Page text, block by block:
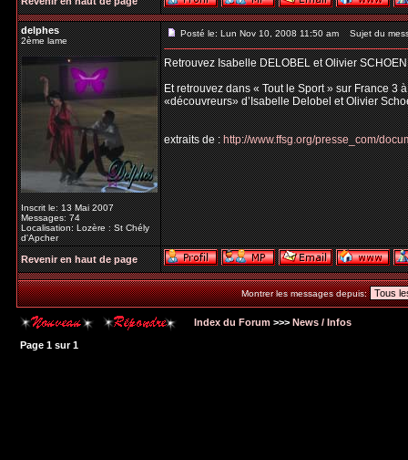
delphes
2ème lame
Inscrit le: 13 Mai 2007
Messages: 74
Localisation: Lozère : St Chély
d'Apcher
Posté le: Lun Nov 10, 2008 11:50 am Sujet du
Retrouvez Isabelle DELOBEL et Olivier
Et retrouvez dans « Tout le Sport » sur France 3
«découvreurs» d’Isabelle Delobel et Olivier
extraits de :http://www.ffsg.org/presse_com/
Revenir en haut de page
Montrer les messages depuis:
Index du Forum >>> News / Infos
Page 1 sur1